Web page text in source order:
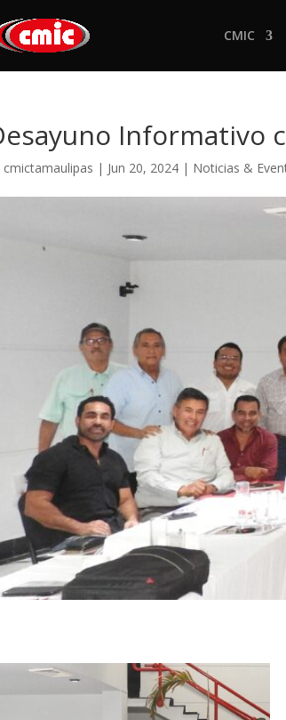
CMIC
Informativo
cmictamaulipas | Jun 20, 2024 | Noticias &